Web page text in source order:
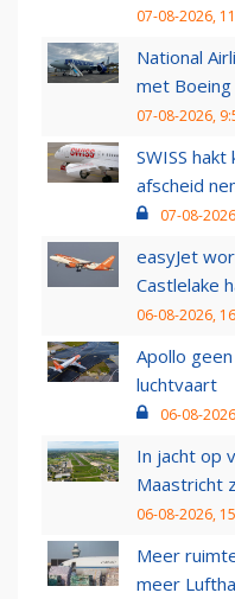
07-08-2026,
National
met
07-08-2026,
SWISS
afscheid
07-08-
easyJet
Castlelake
06-08-2026,
Apollo
luchtvaart
06-08-
In jacht op
Maastricht
06-08-2026,
Meer
meer